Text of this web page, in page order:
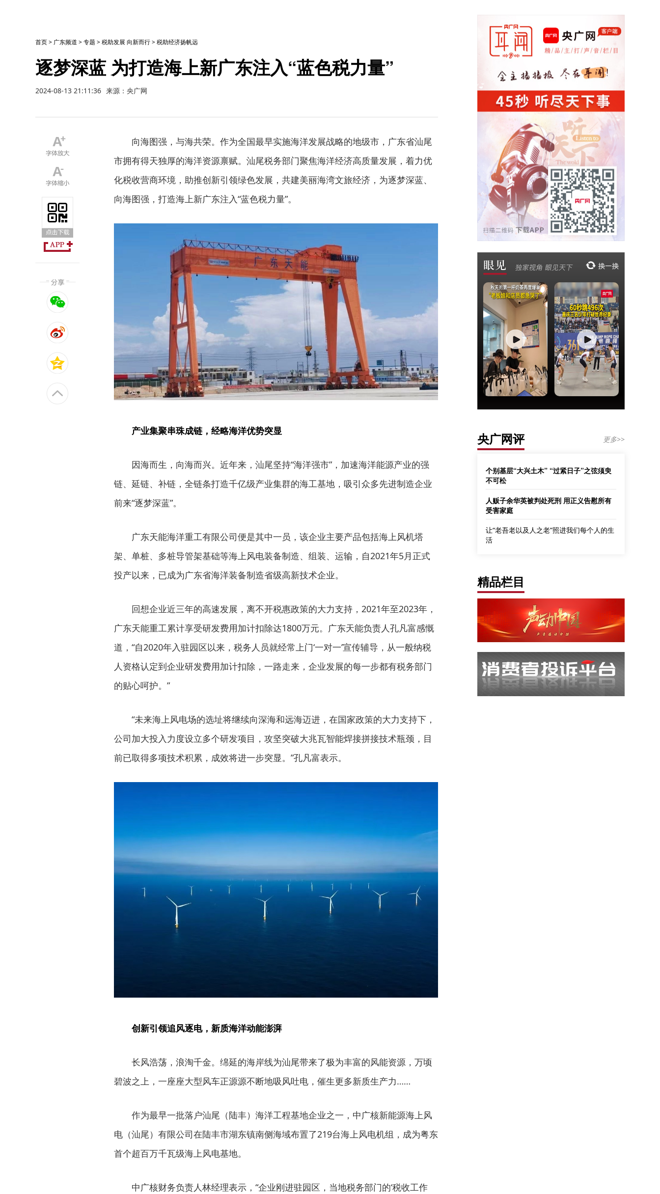
首页> 广东频道 >专题 >税助发展 向新而行>税助经济扬帆远
逐梦深蓝 为打造海上新广东注入“蓝色税力量”
2024-08-13 21:11:36 来源：央广网
向海图强，与海共荣。作为全国最早实施海洋发展战略的地级市，广东省汕尾
市拥有得天独厚的海洋资源禀赋。汕尾税务部门聚焦海洋经济高质量发展，着力优
化税收营商环境，助推创新引领绿色发展，共建美丽海湾文旅经济，为逐梦深蓝、
向海图强，打造海上新广东注入“蓝色税力量”。
产业集聚串珠成链，经略海洋优势突显
因海而生，向海而兴。近年来，汕尾坚持“海洋强市”，加速海洋能源产业的强
链、延链、补链，全链条打造千亿级产业集群的海工基地，吸引众多先进制造企业
前来“逐梦深蓝”。
广东天能海洋重工有限公司便是其中一员，该企业主要产品包括海上风机塔
架、单桩、多桩导管架基础等海上风电装备制造、组装、运输，自2021年5月正式
投产以来，已成为广东省海洋装备制造省级高新技术企业。
回想企业近三年的高速发展，离不开税惠政策的大力支持，2021年至2023年，
广东天能重工累计享受研发费用加计扣除达1800万元。广东天能负责人孔凡富感慨
道，“自2020年入驻园区以来，税务人员就经常上门‘一对一’宣传辅导，从一般纳税
人资格认定到企业研发费用加计扣除，一路走来，企业发展的每一步都有税务部门
的贴心呵护。”
“未来海上风电场的选址将继续向深海和远海迈进，在国家政策的大力支持下，
公司加大投入力度设立多个研发项目，攻坚突破大兆瓦智能焊接拼接技术瓶颈，目
前已取得多项技术积累，成效将进一步突显。”孔凡富表示。
创新引领追风逐电，新质海洋动能澎湃
长风浩荡，浪淘千金。绵延的海岸线为汕尾带来了极为丰富的风能资源，万顷
碧波之上，一座座大型风车正源源不断地吸风吐电，催生更多新质生产力……
作为最早一批落户汕尾（陆丰）海洋工程基地企业之一，中广核新能源海上风
电（汕尾）有限公司在陆丰市湖东镇南侧海域布置了219台海上风电机组，成为粤东
首个超百万千瓦级海上风电基地。
中广核财务负责人林经理表示，“企业刚进驻园区，当地税务部门的‘税收工作
央广网评 更多>>
个别基层“大兴土木” “过紧日子”之弦须臾
不可松
人贩子余华英被判处死刑 用正义告慰所有
受害家庭
让“老吾老以及人之老”照进我们每个人的生
活
精品栏目